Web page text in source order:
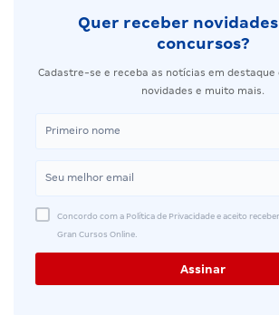
Quer receber
concursos?
Cadastre-se e receba as notícias em destaque
novidades e muito mais.
Concordo com a Política de Privacidade e aceito
Gran Cursos Online.